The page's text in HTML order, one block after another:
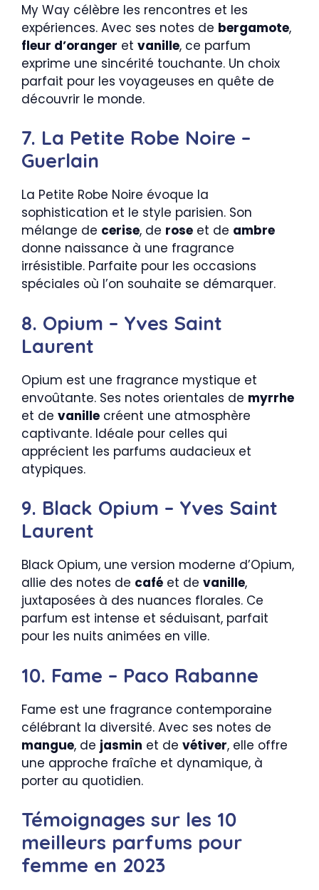
My Way célèbre les rencontres et les
expériences. Avec ses notes de bergamote,
fleur d’oranger et vanille, ce parfum
exprime une sincérité touchante. Un choix
parfait pour les voyageuses en quête de
découvrir le monde.
7. La Petite Robe Noire –
Guerlain
La Petite Robe Noire évoque la
sophistication et le style parisien. Son
mélange de cerise, de rose et de ambre
donne naissance à une fragrance
irrésistible. Parfaite pour les occasions
spéciales où l’on souhaite se démarquer.
8. Opium – Yves Saint
Laurent
Opium est une fragrance mystique et
envoûtante. Ses notes orientales de myrrhe
et de vanille créent une atmosphère
captivante. Idéale pour celles qui
apprécient les parfums audacieux et
atypiques.
9. Black Opium – Yves Saint
Laurent
Black Opium, une version moderne d’Opium,
allie des notes de café et de vanille,
juxtaposées à des nuances florales. Ce
parfum est intense et séduisant, parfait
pour les nuits animées en ville.
10. Fame – Paco Rabanne
Fame est une fragrance contemporaine
célébrant la diversité. Avec ses notes de
mangue, de jasmin et de vétiver, elle offre
une approche fraîche et dynamique, à
porter au quotidien.
Témoignages sur les 10
meilleurs parfums pour
femme en 2023